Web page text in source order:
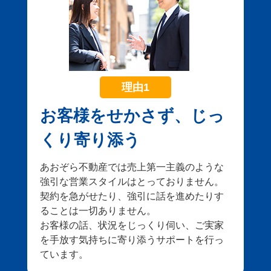
理由1
お客様をせかさず、じっ
くり寄り添う
あおぞら不動産では売上第一主義のような
強引な営業スタイルはとっておりません。
契約を急がせたり、強引に話を進めたりす
ることは一切ありません。
お客様の話、状況をじっくり伺い、ご実家
を手放す気持ちに寄り添うサポートを行っ
ています。